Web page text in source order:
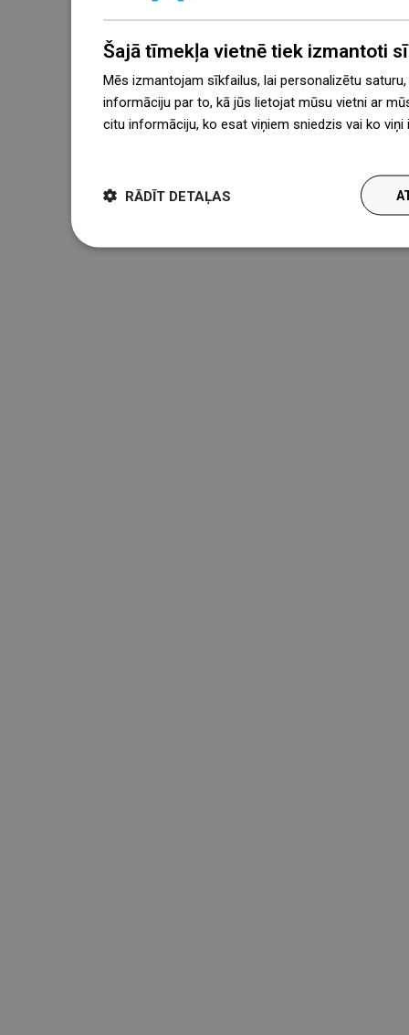
Šajā tīmekļa vietnē tiek izmantoti
Mēs izmantojam sīkfailus, lai personalizētu
informāciju par to, kā jūs lietojat mūsu vietni ar
citu informāciju, ko esat viņiem sniedzis vai ko
RĀDĪT DETAĻAS